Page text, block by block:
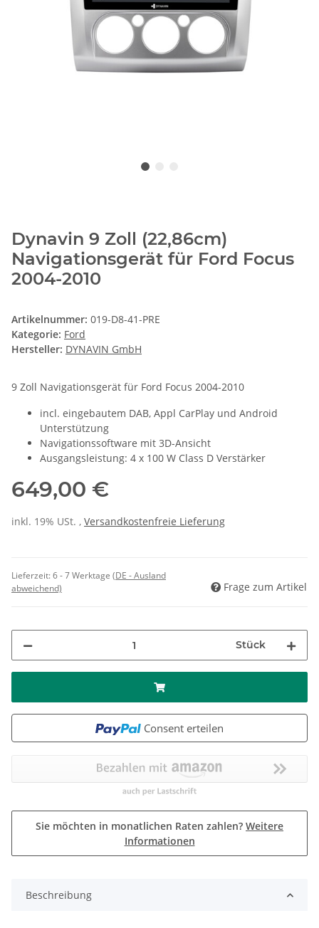
Dynavin 9 Zoll (22,86cm)
Navigationsgerät für Ford Focus
2004-2010
Artikelnummer: 019-D8-41-PRE
Kategorie: Ford
Hersteller: DYNAVIN GmbH
9 Zoll Navigationsgerät für Ford Focus 2004-2010
incl. eingebautem DAB, Appl CarPlay und Android
Unterstützung
Navigationssoftware mit 3D-Ansicht
Ausgangsleistung: 4 x 100 W Class D Verstärker
649,00 €
inkl. 19% USt. , Versandkostenfreie Lieferung
Lieferzeit:6 - 7 Werktage (DE - Ausland
abweichend)
Frage zum Artikel
Stück
Consent erteilen
Sie möchten in monatlichen Raten zahlen? Weitere
Informationen
Beschreibung